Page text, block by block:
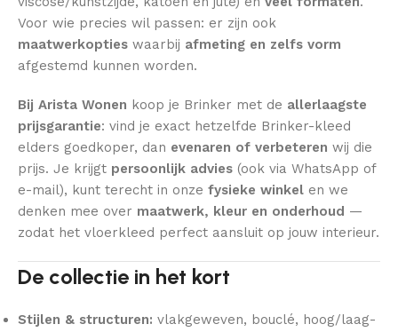
Voor wie precies wil passen: er zijn ook
maatwerkopties waarbij afmeting en zelfs vorm
afgestemd kunnen worden.
Bij Arista Wonen koop je Brinker met de allerlaagste
prijsgarantie: vind je exact hetzelfde Brinker-kleed
elders goedkoper, dan evenaren of verbeteren wij die
prijs. Je krijgt persoonlijk advies (ook via WhatsApp of
e-mail), kunt terecht in onze fysieke winkel en we
denken mee over maatwerk, kleur en onderhoud —
zodat het vloerkleed perfect aansluit op jouw interieur.
De collectie in het kort
Stijlen & structuren: vlakgeweven, bouclé, hoog/laag-